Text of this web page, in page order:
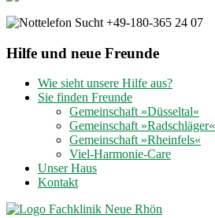
Hilfe und neue Freunde
Wie sieht unsere Hilfe aus?
Sie finden Freunde
Gemeinschaft »Düsseltal«
Gemeinschaft »Radschläger«
Gemeinschaft »Rheinfels«
Viel-Harmonie-Care
Unser Haus
Kontakt